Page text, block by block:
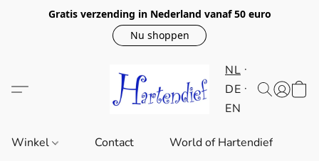
Gratis verzending in Nederland vanaf 50 euro
Nu shoppen
NL
DE
EN
Winkel Contact World of Hartendief